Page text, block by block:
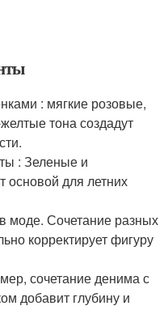
: мягкие розовые,
тона создадут
: Зеленые и
основой для летних
моде. Сочетание разных
корректирует фигуру
сочетание денима с
добавит глубину и